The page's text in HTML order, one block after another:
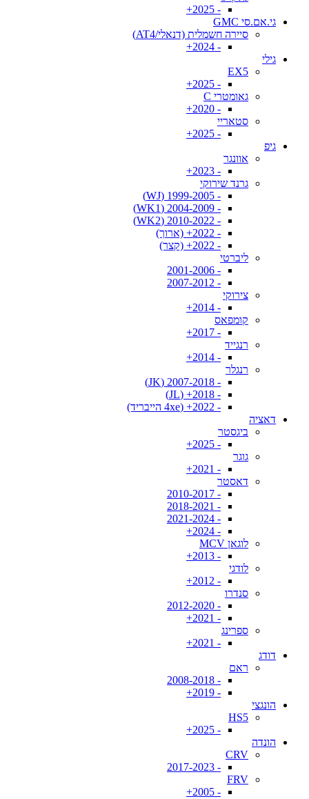
- 2025+
גי.אם.סי GMC
סיירה חשמלית (דנאלי/AT4)
- 2024+
גילי
EX5
- 2025+
גאומטרי C
- 2020+
סטאריי
- 2025+
גיפ
אוונגר
- 2023+
גרנד שירוקי
- 1999-2005 (WJ)
- 2004-2009 (WK1)
- 2010-2022 (WK2)
- 2022+ (ארוך)
- 2022+ (קצר)
ליברטי
- 2001-2006
- 2007-2012
צירוקי
- 2014+
קומפאס
- 2017+
רנגייד
- 2014+
רנגלר
- 2007-2018 (JK)
- 2018+ (JL)
- 2022+ (4xe הייבריד)
דאציה
ביגסטר
- 2025+
גוגר
- 2021+
דאסטר
- 2010-2017
- 2018-2021
- 2021-2024
- 2024+
לוגאן MCV
- 2013+
לודגי
- 2012+
סנדרו
- 2012-2020
- 2021+
ספרינג
- 2021+
דודג
ראם
- 2008-2018
- 2019+
הונגצי
HS5
- 2025+
הונדה
CRV
- 2017-2023
FRV
- 2005+